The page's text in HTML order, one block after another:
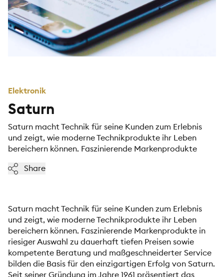
Elektronik
Saturn
Saturn macht Technik für seine Kunden zum Erlebnis
und zeigt, wie moderne Technikprodukte ihr Leben
bereichern können. Faszinierende Markenprodukte
Share
Saturn macht Technik für seine Kunden zum Erlebnis
und zeigt, wie moderne Technikprodukte ihr Leben
bereichern können. Faszinierende Markenprodukte in
riesiger Auswahl zu dauerhaft tiefen Preisen sowie
kompetente Beratung und maßgeschneiderter Service
bilden die Basis für den einzigartigen Erfolg von Saturn.
Seit seiner Gründung im Jahre 1961 präsentiert das